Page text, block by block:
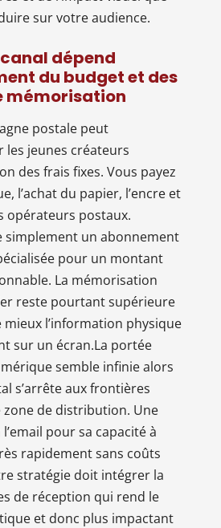
sur votre audience.
dépend
du budget et des
mémorisation
postale peut
jeunes créateurs
des frais fixes. Vous payez
l’achat du papier, l’encre et
opérateurs postaux.
simplement un abonnement
pour un montant
La mémorisation
reste pourtant supérieure
l’information physique
sur un écran.La portée
semble infinie alors
s’arrête aux frontières
de distribution. Une
pour sa capacité à
rapidement sans coûts
stratégie doit intégrer la
de réception qui rend le
et donc plus impactant